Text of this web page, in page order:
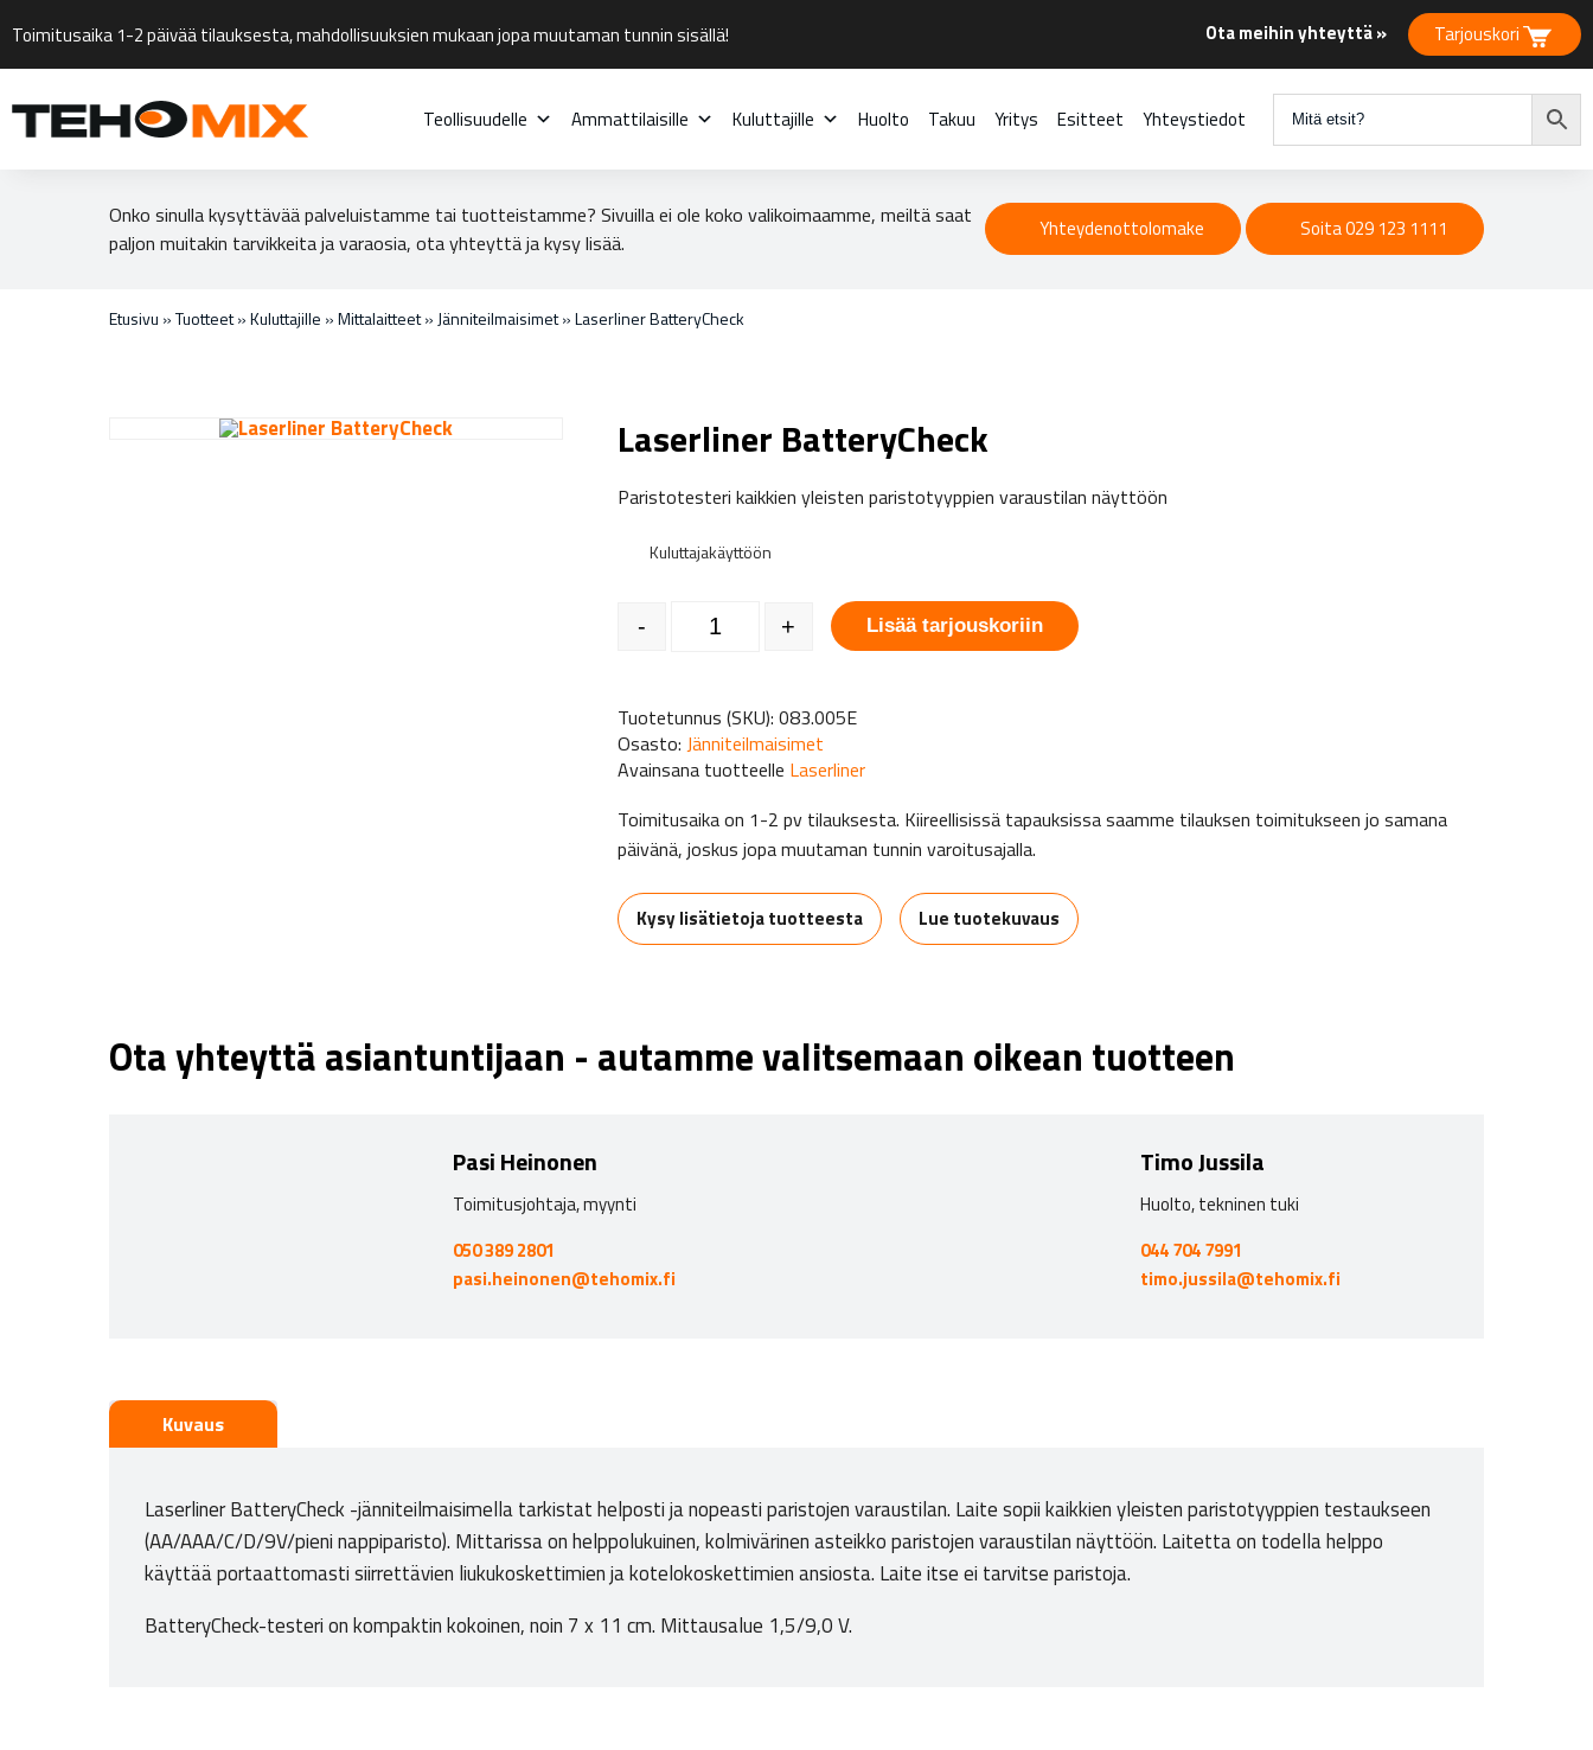
Toimitusaika 1-2 päivää tilauksesta, mahdollisuuksien mukaan jopa muutaman tunnin sisällä! Ota meihin yhteyttä » Tarjouskori
Teollisuudelle Ammattilaisille Kuluttajille Huolto Takuu Yritys Esitteet Yhteystiedot
Onko sinulla kysyttävää palveluistamme tai tuotteistamme? Sivuilla ei ole koko valikoimaamme, meiltä saat
paljon muitakin tarvikkeita ja varaosia, ota yhteyttä ja kysy lisää.
Yhteydenottolomake Soita 029 123 1111
Etusivu »Tuotteet»Kuluttajille »Mittalaitteet» Jänniteilmaisimet»Laserliner BatteryCheck
Laserliner BatteryCheck
Paristotesteri kaikkien yleisten paristotyyppien varaustilan näyttöön
Kuluttajakäyttöön
Laserliner BatteryCheck määrä
- + Lisää tarjouskoriin
Tuotetunnus (SKU):083.005E
Osasto:Jänniteilmaisimet
Avainsana tuotteelle Laserliner
Toimitusaika on 1-2 pv tilauksesta. Kiireellisissä tapauksissa saamme tilauksen toimitukseen jo samana
päivänä, joskus jopa muutaman tunnin varoitusajalla.
Kysy lisätietoja tuotteesta Lue tuotekuvaus
Ota yhteyttä asiantuntijaan - autamme valitsemaan oikean tuotteen
Pasi Heinonen
Toimitusjohtaja, myynti
050 389 2801
pasi.heinonen@tehomix.fi
Timo Jussila
Huolto, tekninen tuki
044 704 7991
timo.jussila@tehomix.fi
Kuvaus
Laserliner BatteryCheck -jänniteilmaisimella tarkistat helposti ja nopeasti paristojen varaustilan. Laite sopii kaikkien yleisten paristotyyppien testaukseen
(AA/AAA/C/D/9V/pieni nappiparisto). Mittarissa on helppolukuinen, kolmivärinen asteikko paristojen varaustilan näyttöön. Laitetta on todella helppo
käyttää portaattomasti siirrettävien liukukoskettimien ja kotelokoskettimien ansiosta. Laite itse ei tarvitse paristoja.
BatteryCheck-testeri on kompaktin kokoinen, noin 7 x 11 cm. Mittausalue 1,5/9,0 V.